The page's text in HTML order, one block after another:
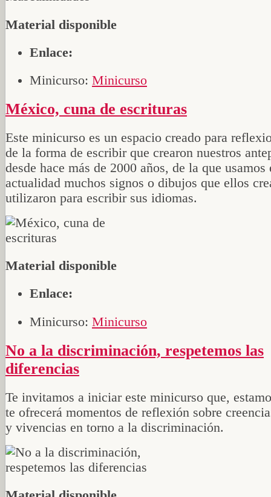
Material disponible
Enlace:
Minicurso: Minicurso
México, cuna de escrituras
Este minicurso es un espacio creado para
de la forma de escribir que crearon nuestros
desde hace más de 2000 años, de la que usamos
actualidad muchos signos o dibujos que ellos
utilizaron para escribir sus idiomas.
Material disponible
Enlace:
Minicurso: Minicurso
No a la discriminación, respetemos las
diferencias
Te invitamos a iniciar este minicurso que,
te ofrecerá momentos de reflexión sobre
y vivencias en torno a la discriminación.